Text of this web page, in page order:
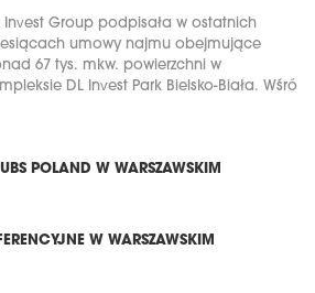
Invest Group podpisała w ostatnich
umowy najmu obejmujące
67 tys. mkw. powierzchni w
DL Invest Park Bielsko-Biała. Wśró
POLAND W WARSZAWSKIM
W WARSZAWSKIM